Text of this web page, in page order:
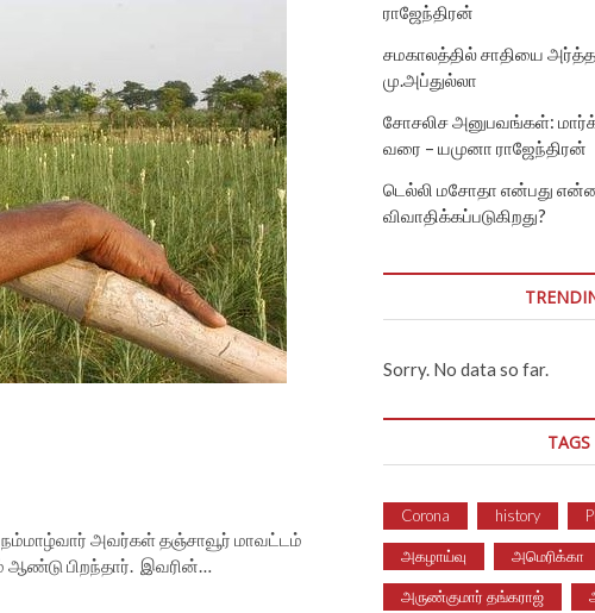
நம்மாழ்வார் அவர்கள் தஞ்சாவூர் மாவட்டம்
ஆண்டு பிறந்தார். இவரின்…
ராஜேந்திரன்
சமகாலத்தில் சாதியை
மு.அப்துல்லா
சோசலிச அனுபவங்கள்:
வரை – யமுனா ராஜேந்திரன்
டெல்லி மசோதா என்பது
விவாதிக்கப்படுகிறது?
Sorry. No data so far.
TAGS
Corona history
அகழாய்வு அமெரிக்கா
அருண்குமார் தங்கராஜ்